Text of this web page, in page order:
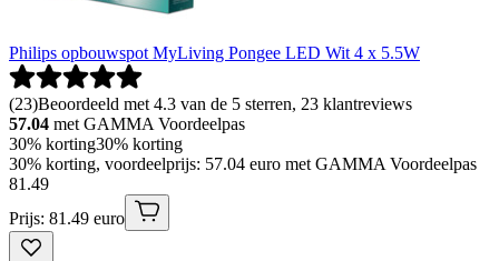
Philips opbouwspot MyLiving Pongee LED Wit 4 x 5.5W
(23)Beoordeeld met 4.3 van de 5 sterren, 23 klantreviews
57.04 met GAMMA Voordeelpas
30% korting30% korting
30% korting, voordeelprijs: 57.04 euro met GAMMA Voordeelpas
81 .49
Prijs: 81.49 euro